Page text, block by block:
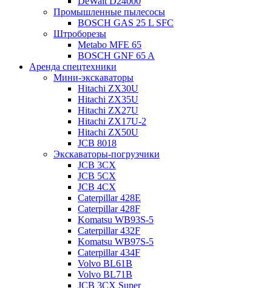
Промышленные пылесосы
BOSCH GAS 25 L SFC
Штроборезы
Metabo MFE 65
BOSCH GNF 65 A
Аренда спецтехники
Мини-экскаваторы
Hitachi ZX30U
Hitachi ZX35U
Hitachi ZX27U
Hitachi ZX17U-2
Hitachi ZX50U
JCB 8018
Экскаваторы-погрузчики
JCB 3CX
JCB 5CX
JCB 4CX
Caterpillar 428E
Caterpillar 428F
Komatsu WB93S-5
Caterpillar 432F
Komatsu WB97S-5
Caterpillar 434F
Volvo BL61B
Volvo BL71B
JCB 3CX Super